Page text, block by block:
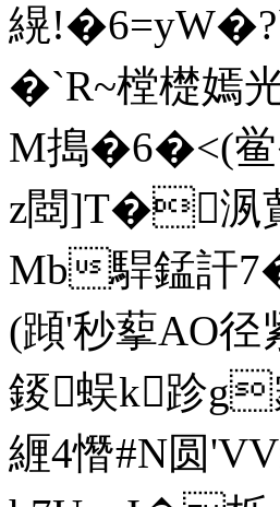
縨
�`R~樘檚嫣
M搗�6�<(鲎
z閸]T�洬
Mb駻錳訐
(蹞'秒蒘AO
錽蜈k跈g
緾4憯#N圆